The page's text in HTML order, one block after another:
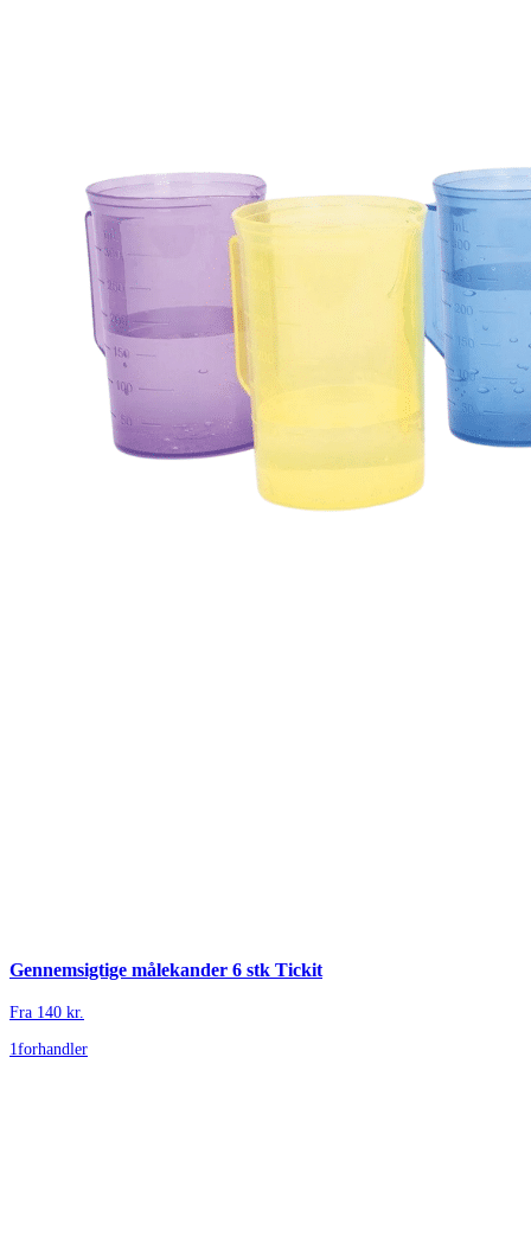
Gennemsigtige målekander 6 stk Tickit
Fra 140 kr.
1 forhandler